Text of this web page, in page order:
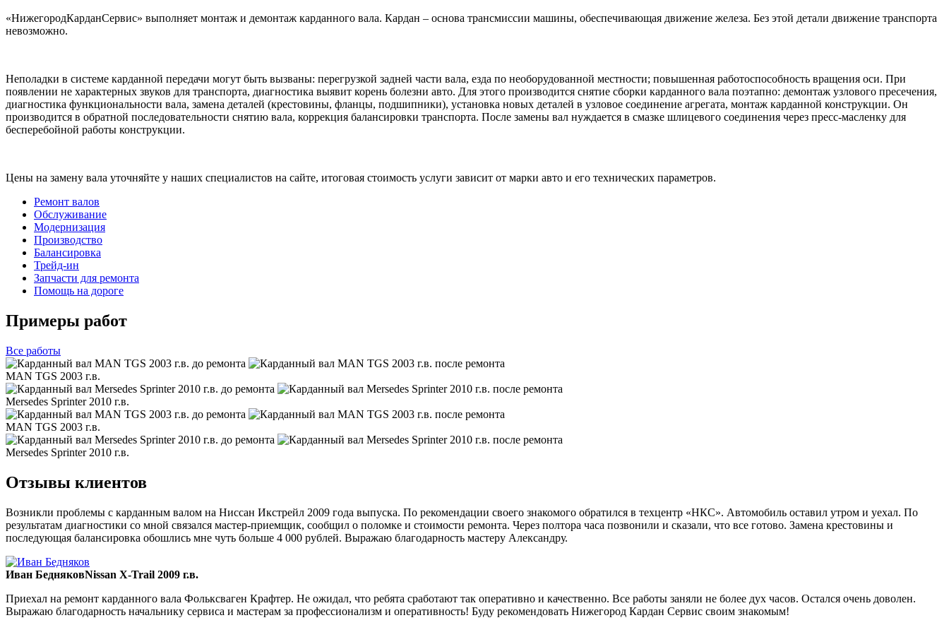
«НижегородКарданСервис» выполняет монтаж и демонтаж карданного вала. Кардан – основа трансмиссии машины, обеспечивающая движение железа. Без этой детали движение транспорта
невозможно.
Неполадки в системе карданной передачи могут быть вызваны: перегрузкой задней части вала, езда по необорудованной местности; повышенная работоспособность вращения оси. При
появлении не характерных звуков для транспорта, диагностика выявит корень болезни авто. Для этого производится снятие сборки карданного вала поэтапно: демонтаж узлового пресечения,
диагностика функциональности вала, замена деталей (крестовины, фланцы, подшипники), установка новых деталей в узловое соединение агрегата, монтаж карданной конструкции. Он
производится в обратной последовательности снятию вала, коррекция балансировки транспорта. После замены вал нуждается в смазке шлицевого соединения через пресс-масленку для
бесперебойной работы конструкции.
Цены на замену вала уточняйте у наших специалистов на сайте, итоговая стоимость услуги зависит от марки авто и его технических параметров.
Ремонт валов
Обслуживание
Модернизация
Производство
Балансировка
Трейд-ин
Запчасти для ремонта
Помощь на дороге
Примеры работ
Все работы
MAN TGS 2003 г.в.
Mersedes Sprinter 2010 г.в.
MAN TGS 2003 г.в.
Mersedes Sprinter 2010 г.в.
Отзывы клиентов
Возникли проблемы с карданным валом на Ниссан Икстрейл 2009 года выпуска. По рекомендации своего знакомого обратился в техцентр «НКС». Автомобиль оставил утром и уехал. По
результатам диагностики со мной связался мастер-приемщик, сообщил о поломке и стоимости ремонта. Через полтора часа позвонили и сказали, что все готово. Замена крестовины и
последующая балансировка обошлись мне чуть больше 4 000 рублей. Выражаю благодарность мастеру Александру.
Иван БедняковNissan X-Trail 2009 г.в.
Приехал на ремонт карданного вала Фольксваген Крафтер. Не ожидал, что ребята сработают так оперативно и качественно. Все работы заняли не более дух часов. Остался очень доволен.
Выражаю благодарность начальнику сервиса и мастерам за профессионализм и оперативность! Буду рекомендовать Нижегород Кардан Сервис своим знакомым!